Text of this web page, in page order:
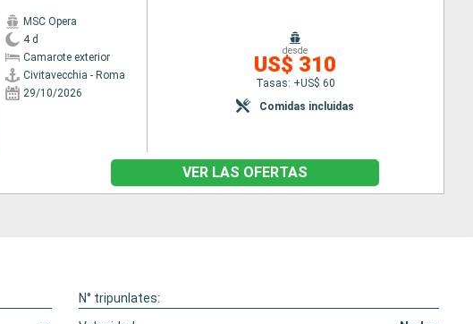
MSC Opera
4 d
Camarote exterior
Civitavecchia - Roma
29/10/2026
desde
US$ 310
Tasas: +US$ 60
Comidas incluidas
VER LAS OFERTAS
N° tripunlates: